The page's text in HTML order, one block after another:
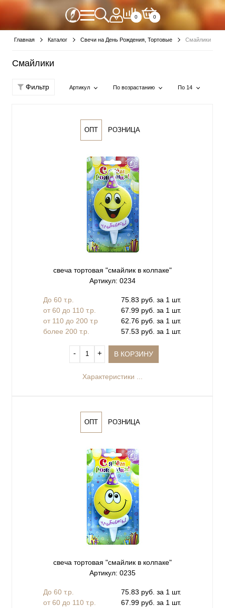
0 0
Главная Каталог Свечи на День Рождения, Тортовые Смайлики
Смайлики
Фильтр Артикул По возрастанию По 14
ОПТ РОЗНИЦА
свеча тортовая "смайлик в колпаке"
Артикул: 0234
До 60 т.р.
75.83 руб. за 1 шт.
от 60 до 110 т.р.
67.99 руб. за 1 шт.
от 110 до 200 т.р
62.76 руб. за 1 шт.
более 200 т.р.
57.53 руб. за 1 шт.
‐ + В КОРЗИНУ
Характеристики ...
ОПТ РОЗНИЦА
свеча тортовая "смайлик в колпаке"
Артикул: 0235
До 60 т.р.
75.83 руб. за 1 шт.
от 60 до 110 т.р.
67.99 руб. за 1 шт.